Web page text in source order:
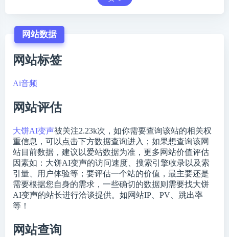
网站数据
网站标签
Ai音频
网站评估
大饼AI变声被关注2.23k次，如你需要查询该站的相关权
重信息，可以点击下方数据查询进入；如果想查询该网
站目前数据，建议以爱站数据为准，更多网站价值评估
因素如：大饼AI变声的访问速度、搜索引擎收录以及索
引量、用户体验等；要评估一个站的价值，最主要还是
需要根据您自身的需求，一些确切的数据则需要找大饼
AI变声的站长进行洽谈提供。如网站IP、PV、跳出率
等！
网站查询